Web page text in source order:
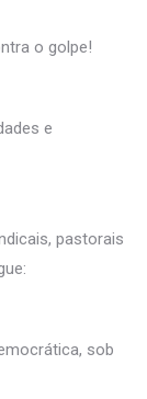
o golpe!
e
pastorais
sob